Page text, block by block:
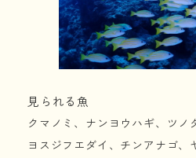
見られる魚
クマノミ、ナンヨウハギ、ツノ
ヨスジフエダイ、チンアナゴ、